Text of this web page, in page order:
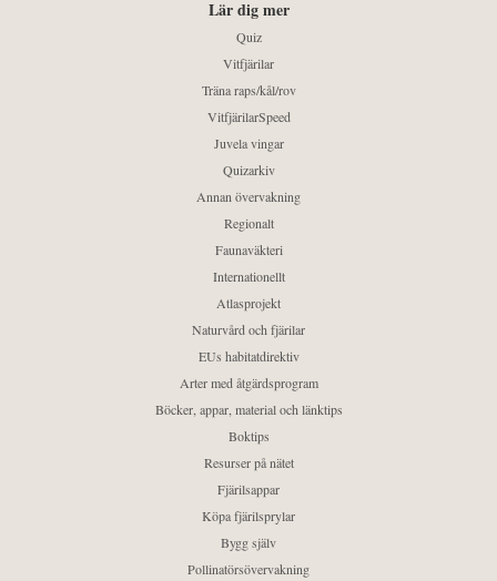
Lär dig mer
Quiz
Vitfjärilar
Träna raps/kål/rov
VitfjärilarSpeed
Juvela vingar
Quizarkiv
Annan övervakning
Regionalt
Faunaväkteri
Internationellt
Atlasprojekt
Naturvård och fjärilar
EUs habitatdirektiv
Arter med åtgärdsprogram
Böcker, appar, material och länktips
Boktips
Resurser på nätet
Fjärilsappar
Köpa fjärilsprylar
Bygg själv
Pollinatörsövervakning